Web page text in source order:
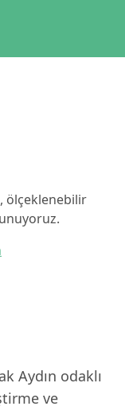
ölçeklenebilir
Aydın odaklı
ve